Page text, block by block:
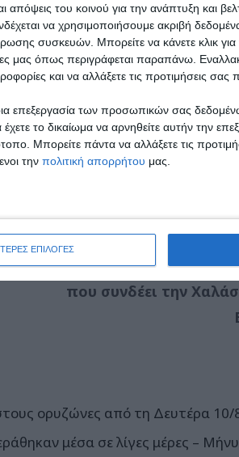
απόψεις του κοινού για την ανάπτυξη και
να χρησιμοποιήσουμε ακριβή
συσκευών. Μπορείτε να κάνετε κλικ για
μας όπως περιγράφεται παραπάνω.
και να αλλάξετε τις προτιμήσεις σας
επεξεργασία των προσωπικών σας
το δικαίωμα να αρνηθείτε αυτήν την
Μπορείτε πάντα να αλλάξετε τις
την πολιτική απορρήτου μας.
ΕΠΙΛΟΓΕΣ
στοGoogle Newsκαι
πλευρά της Θεσσαλονίκης.
Εργασίες αποκατάστασης
που συνδέει την
ορυζώνες από τη Δευτέρα 10/
μέσα σε λίγες μέρες –